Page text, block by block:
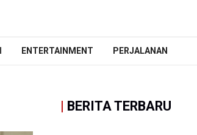
ENTERTAINMENT PERJALANAN
| BERITA TERBARU